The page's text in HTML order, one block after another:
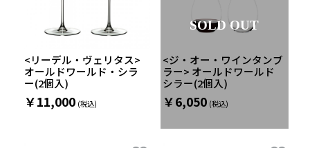
<リーデル・ヴェリタス>
オールドワールド・シラ
ー(2個入)
￥11,000
<ジ・オー・ワインタンブ
ラー> オールドワールド
シラー(2個入)
￥6,050
SOLD OUT